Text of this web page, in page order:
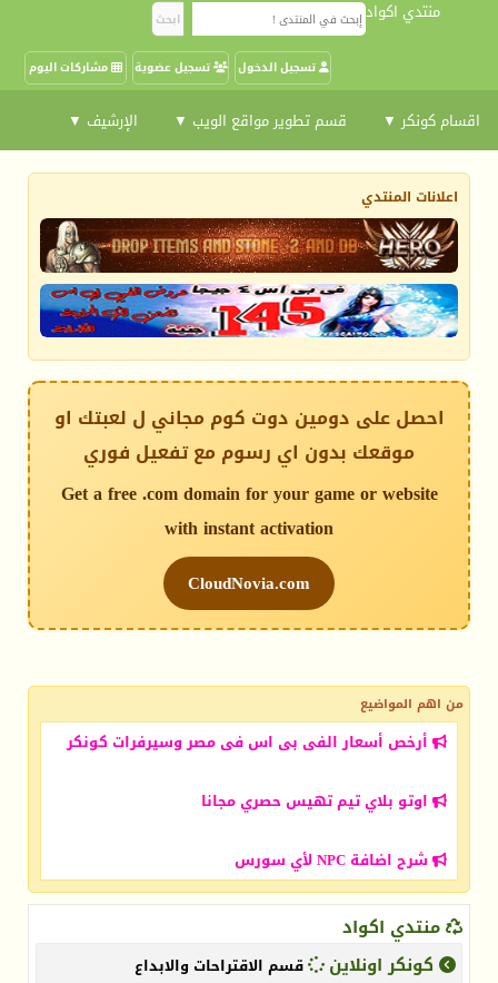
منتدي اكواد
مشاركات اليوم تسجيل عضوية تسجيل الدخول
اقسام كونكر ▼ قسم تطوير مواقع الويب ▼ الإرشيف ▼
اعلانات المنتدي
احصل على دومين دوت كوم مجاني ل لعبتك او
موقعك بدون اي رسوم مع تفعيل فوري
Get a free .com domain for your game or website
with instant activation
CloudNovia.com
من اهم المواضيع
أرخص أسعار الفى بى اس فى مصر وسيرفرات كونكر
اوتو بلاي تيم تهيس حصري مجانا
شرح اضافة NPC لأي سورس
منتدي اكواد
كونكر اونلاين
قسم الاقتراحات والابداع